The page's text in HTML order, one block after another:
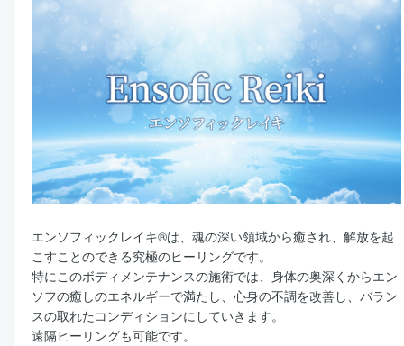
エンソフィックレイキ®は、魂の深い領域から癒され、解放を起
こすことのできる究極のヒーリングです。
特にこのボディメンテナンスの施術では、身体の奥深くからエン
ソフの癒しのエネルギーで満たし、心身の不調を改善し、バラン
スの取れたコンディションにしていきます。
遠隔ヒーリングも可能です。